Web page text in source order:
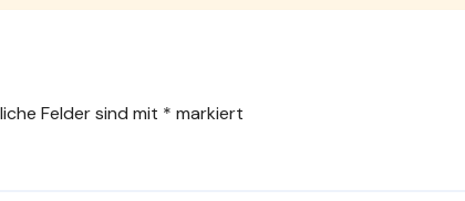
Felder sind mit * markiert